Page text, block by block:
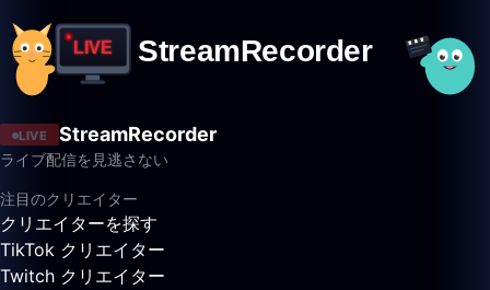
LIVE StreamRecorder
ライブ配信を見逃さない
注目のクリエイター
クリエイターを探す
TikTok クリエイター
Twitch クリエイター